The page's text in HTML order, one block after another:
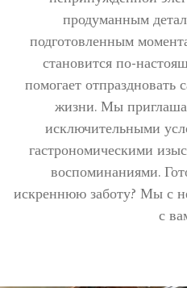
продуманным
подготовленным
становится по-
помогает
жизни. Мы
исключительными
гастрономическими
воспоминаниями.
искреннюю заботу? Мы с
с